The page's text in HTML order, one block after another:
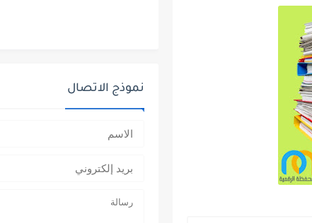
نموذج الاتصال